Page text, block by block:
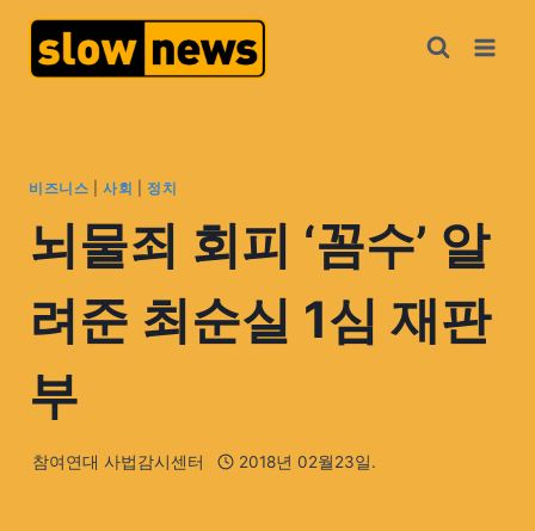
비즈니스 |사회 정치
뇌물죄 회피 ‘꼼수’ 알
려준 최순실 1심 재판
부
참여연대 사법감시센터 2018년 02월23일.